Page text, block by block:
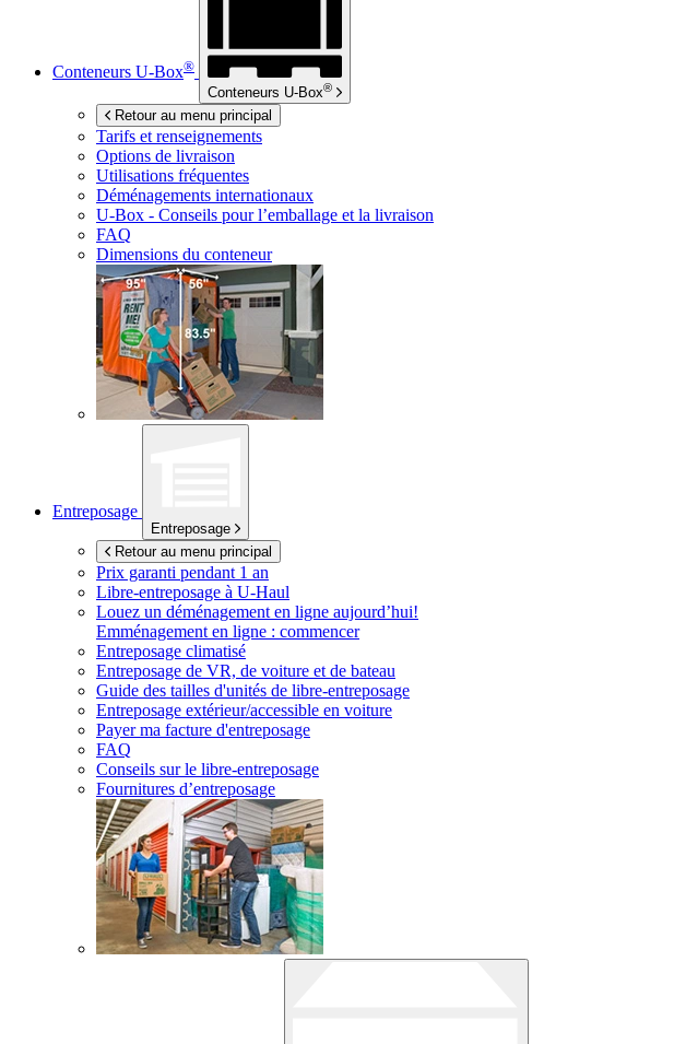
Conteneurs U-Box®
Conteneurs U-Box®
Retour au menu principal
Tarifs et renseignements
Options de livraison
Utilisations fréquentes
Déménagements internationaux
U-Box - Conseils pour l’emballage et la livraison
FAQ
Dimensions du conteneur
Entreposage
Entreposage
Retour au menu principal
Prix garanti pendant 1 an
Libre-entreposage à U-Haul
Louez un déménagement en ligne aujourd’hui!
Emménagement en ligne : commencer
Entreposage climatisé
Entreposage de VR, de voiture et de bateau
Guide des tailles d'unités de libre-entreposage
Entreposage extérieur/accessible en voiture
Payer ma facture d'entreposage
FAQ
Conseils sur le libre-entreposage
Fournitures d’entreposage